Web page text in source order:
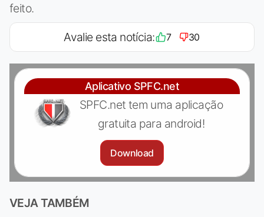
feito.
Avalie esta notícia: 7 30
Aplicativo SPFC.net
SPFC.net tem uma aplicação
gratuita para android!
Download
VEJA TAMBÉM